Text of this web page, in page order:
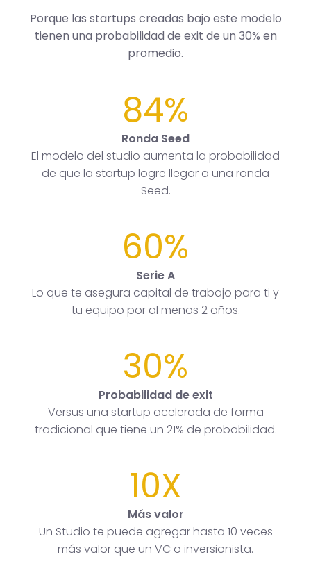
Porque las startups creadas bajo este modelo
tienen una probabilidad de exit de un 30% en
promedio.
84%
Ronda Seed
El modelo del studio aumenta la probabilidad
de que la startup logre llegar a una ronda
Seed.
60%
Serie A
Lo que te asegura capital de trabajo para ti y
tu equipo por al menos 2 años.
30%
Probabilidad de exit
Versus una startup acelerada de forma
tradicional que tiene un 21% de probabilidad.
10X
Más valor
Un Studio te puede agregar hasta 10 veces
más valor que un VC o inversionista.